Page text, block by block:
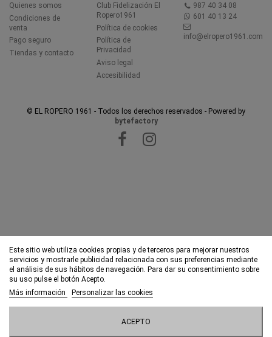
Quienes somos
Condiciones de
venta
Pago seguro
Tiendas y contacto
Club Fidelización El
Ropero1961
Política de cookies
Política de
Privacidad
Aviso legal
Accesibilidad
987 40 34 08
601 40 13 24
info@elropero1961.com
Este sitio web utiliza cookies propias y de terceros para mejorar nuestros
servicios y mostrarle publicidad relacionada con sus preferencias mediante
el análisis de sus hábitos de navegación. Para dar su consentimiento sobre
su uso pulse el botón Acepto.
Más información
Personalizar las cookies
ACEPTO
© EL ROPERO 1961 - Todos los derechos reservados - Powered by
bytefactory